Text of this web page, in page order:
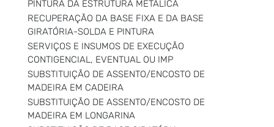
PINTURA DA ESTRUTURA METÁLICA
RECUPERAÇÃO DA BASE FIXA E DA BASE
GIRATÓRIA-SOLDA E PINTURA
SERVIÇOS E INSUMOS DE EXECUÇÃO
CONTIGENCIAL, EVENTUAL OU IMP
SUBSTITUIÇÃO DE ASSENTO/ENCOSTO DE
MADEIRA EM CADEIRA
SUBSTITUIÇÃO DE ASSENTO/ENCOSTO DE
MADEIRA EM LONGARINA